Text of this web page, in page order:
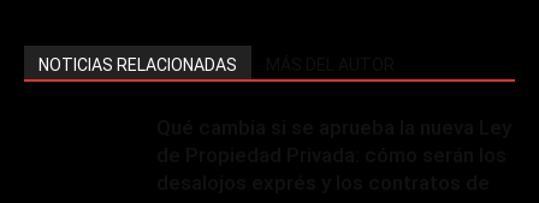
NOTICIAS RELACIONADAS